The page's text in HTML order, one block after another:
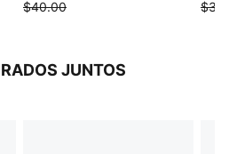
$40.00
JUNTOS